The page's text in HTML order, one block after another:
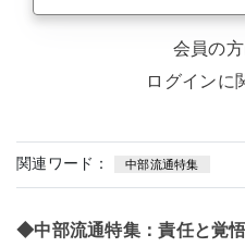
会員の
ログインに
関連ワード： 中部流通特集
◆中部流通特集：責任と覚